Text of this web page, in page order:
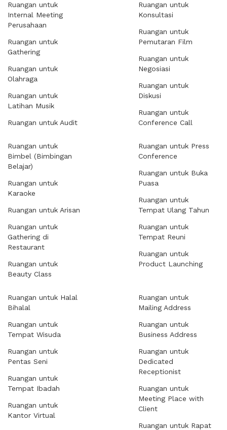
Ruangan untuk
Internal Meeting
Perusahaan
Ruangan untuk
Gathering
Ruangan untuk
Olahraga
Ruangan untuk
Latihan Musik
Ruangan untuk Audit
Ruangan untuk
Konsultasi
Ruangan untuk
Pemutaran Film
Ruangan untuk
Negosiasi
Ruangan untuk
Diskusi
Ruangan untuk
Conference Call
Ruangan untuk
Bimbel (Bimbingan
Belajar)
Ruangan untuk
Karaoke
Ruangan untuk Arisan
Ruangan untuk
Gathering di
Restaurant
Ruangan untuk
Beauty Class
Ruangan untuk Press
Conference
Ruangan untuk Buka
Puasa
Ruangan untuk
Tempat Ulang Tahun
Ruangan untuk
Tempat Reuni
Ruangan untuk
Product Launching
Ruangan untuk Halal
Bihalal
Ruangan untuk
Tempat Wisuda
Ruangan untuk
Pentas Seni
Ruangan untuk
Tempat Ibadah
Ruangan untuk
Kantor Virtual
Ruangan untuk
Mailing Address
Ruangan untuk
Business Address
Ruangan untuk
Dedicated
Receptionist
Ruangan untuk
Meeting Place with
Client
Ruangan untuk Rapat